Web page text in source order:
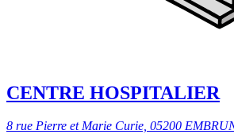
CENTRE HOSPITALIER
8 rue Pierre et Marie Curie, 05200